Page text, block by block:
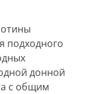
подходного
донной
с общим